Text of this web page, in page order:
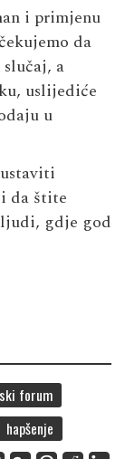
i primjenu
da
a
uslijediće
u
da štite
gdje god
forum
hapšenje